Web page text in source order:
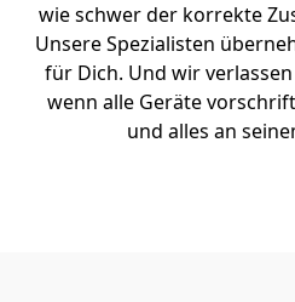
wie schwer der korrekte
Unsere Spezialisten
für Dich. Und wir
wenn alle Geräte
und alles an